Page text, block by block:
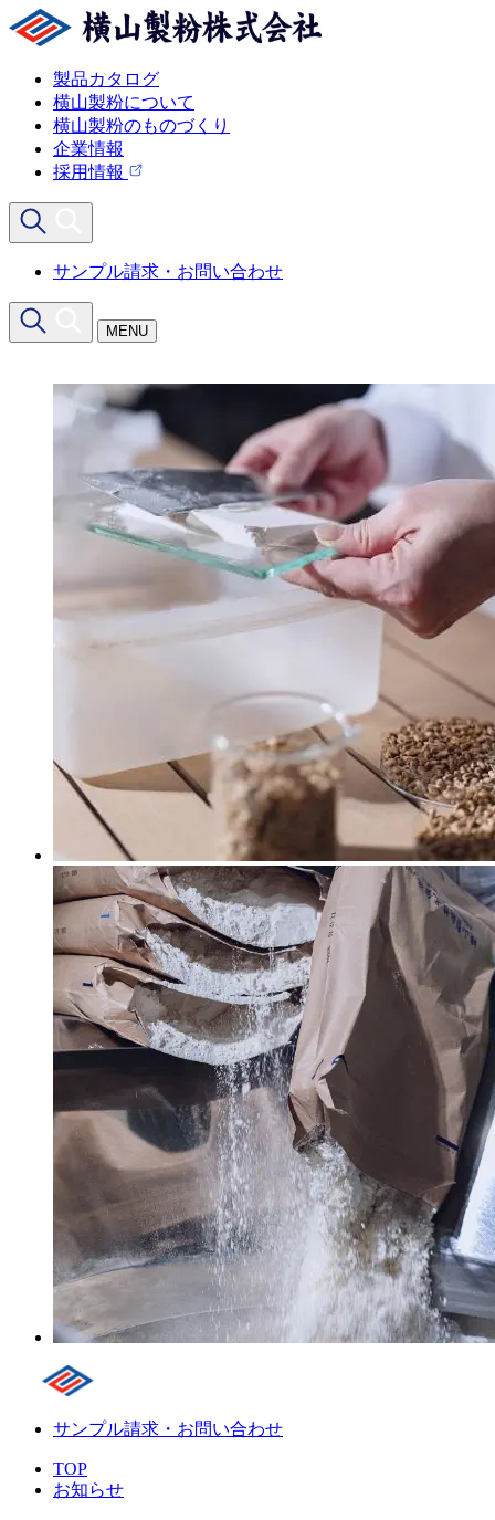
製品カタログ
横山製粉について
横山製粉のものづくり
企業情報
採用情報
サンプル請求・お問い合わせ
MENU
サンプル請求・お問い合わせ
TOP
お知らせ